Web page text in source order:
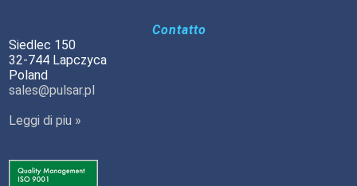
Contatto
Siedlec 150
32-744 Lapczyca
Poland
sales@pulsar.pl
Leggi di piu »